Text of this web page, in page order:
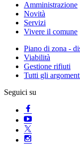
Amministrazione
Novità
Servizi
Vivere il comune
Piano di zona -
Viabilità
Gestione rifiuti
Tutti gli
Seguici su